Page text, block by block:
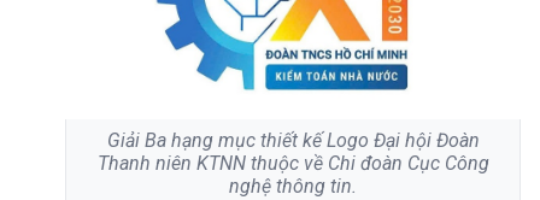
Giải Ba hạng mục thiết kế Logo Đại hội Đoàn
Thanh niên KTNN thuộc về Chi đoàn Cục Công
nghệ thông tin.